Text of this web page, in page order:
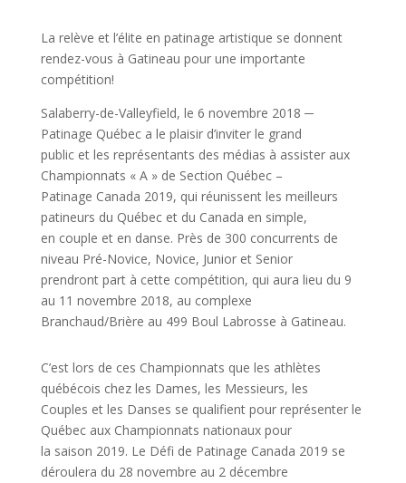
La relève et l’élite en patinage artistique se donnent
rendez-vous à Gatineau pour une importante
compétition!
Salaberry-de-Valleyfield, le 6 novembre 2018 ─
Patinage Québec a le plaisir d’inviter le grand
public et les représentants des médias à assister aux
Championnats « A » de Section Québec –
Patinage Canada 2019, qui réunissent les meilleurs
patineurs du Québec et du Canada en simple,
en couple et en danse. Près de 300 concurrents de
niveau Pré-Novice, Novice, Junior et Senior
prendront part à cette compétition, qui aura lieu du 9
au 11 novembre 2018, au complexe
Branchaud/Brière au 499 Boul Labrosse à Gatineau.
C’est lors de ces Championnats que les athlètes
québécois chez les Dames, les Messieurs, les
Couples et les Danses se qualifient pour représenter le
Québec aux Championnats nationaux pour
la saison 2019. Le Défi de Patinage Canada 2019 se
déroulera du 28 novembre au 2 décembre